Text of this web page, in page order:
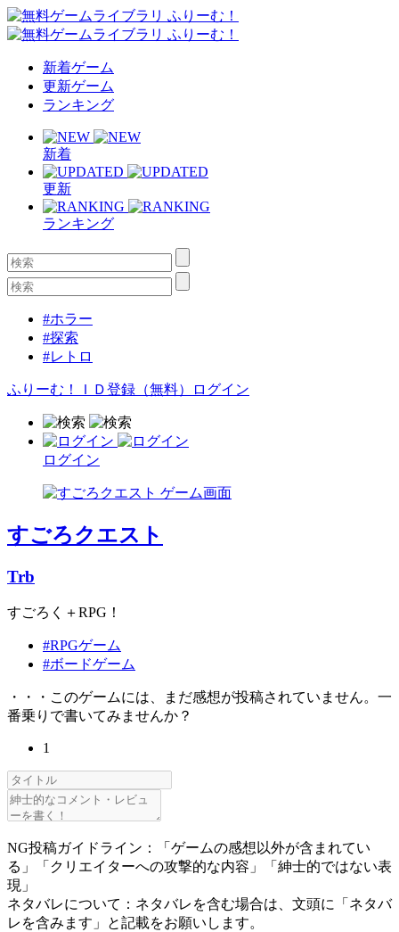
新着ゲーム
更新ゲーム
ランキング
新着
更新
ランキング
#ホラー
#探索
#レトロ
ふりーむ！ＩＤ登録（無料） ログイン
ログイン
すごろクエスト
Trb
すごろく＋RPG！
#RPGゲーム
#ボードゲーム
・・・このゲームには、まだ感想が投稿されていません。一
番乗りで書いてみませんか？
1
NG投稿ガイドライン：「ゲームの感想以外が含まれてい
る」「クリエイターへの攻撃的な内容」「紳士的ではない表
現」
ネタバレについて：ネタバレを含む場合は、文頭に「ネタバ
レを含みます」と記載をお願いします。